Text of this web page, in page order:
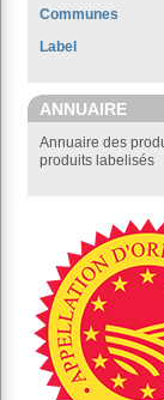
Communes
Label
ANNUAIRE
Annuaire des
produits labelisés